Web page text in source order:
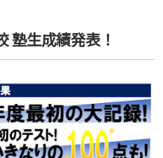
塾生成績発表！